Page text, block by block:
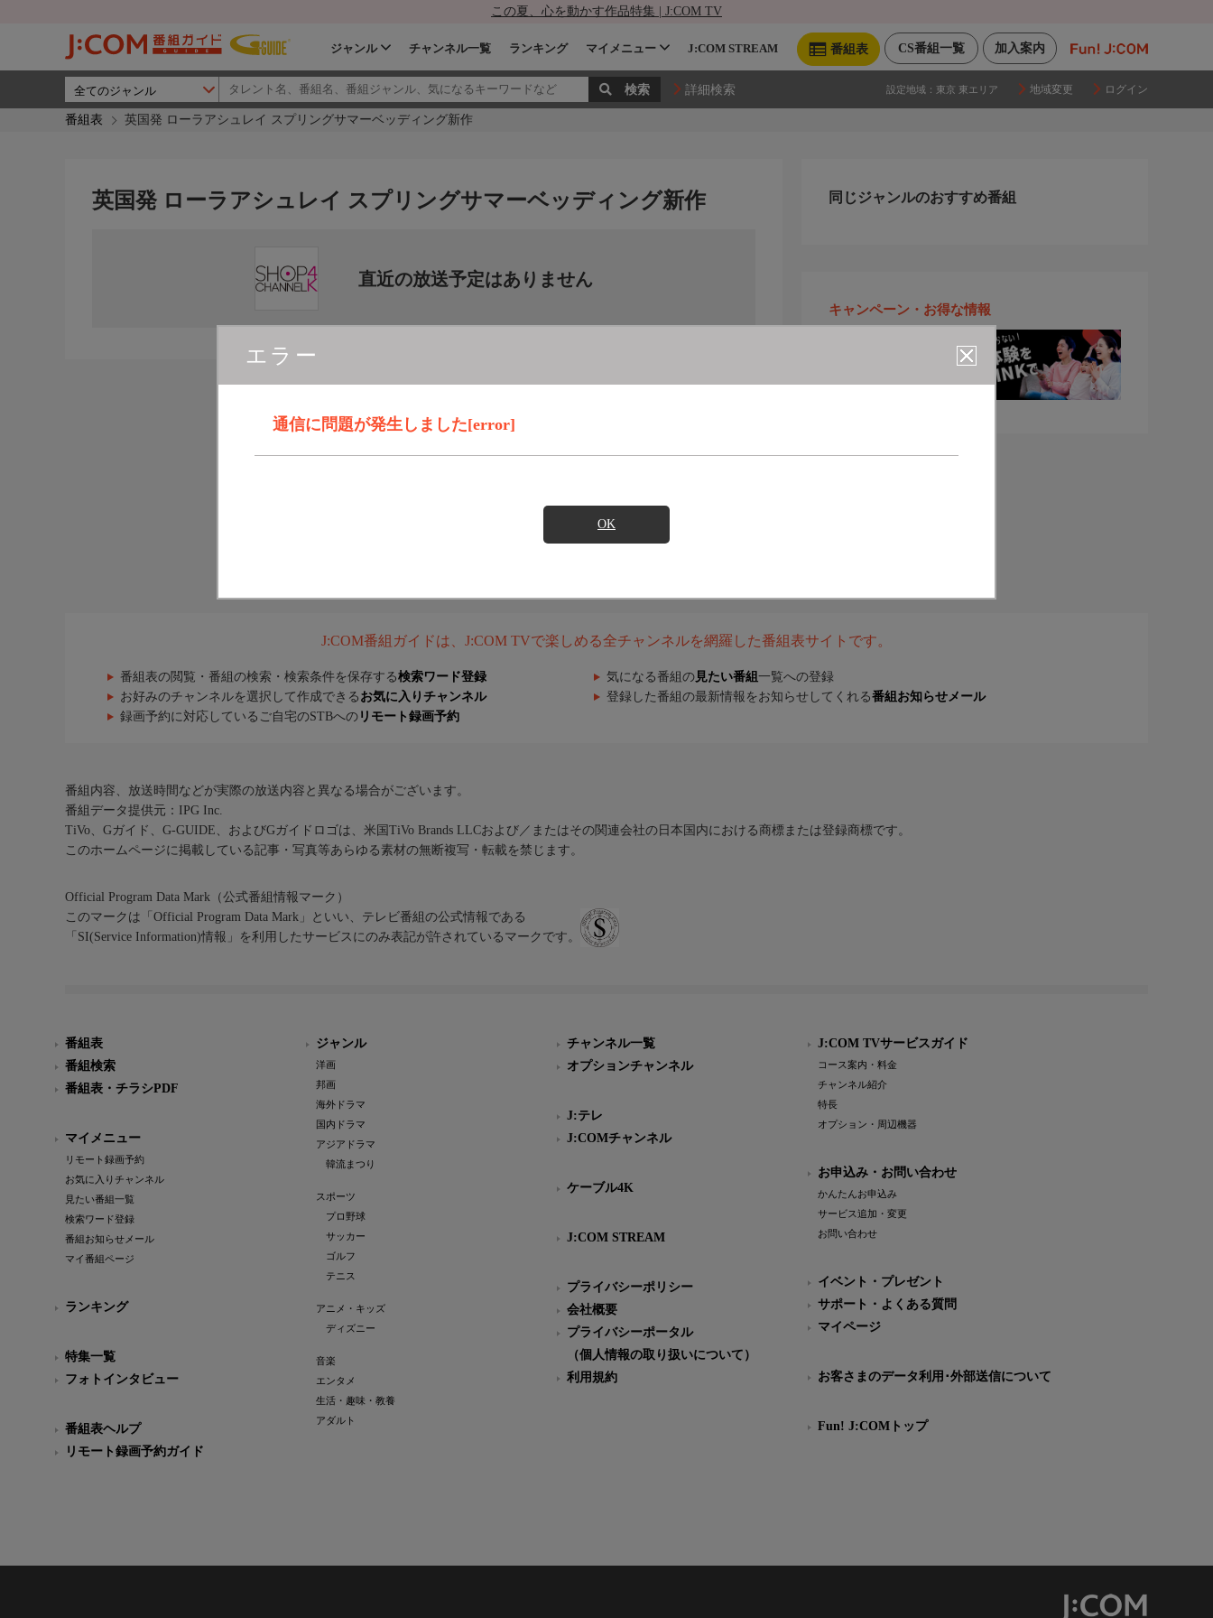
この夏、心を動かす作品特集 | J:COM TV
加入案内
CS番組一覧
番組表
ジャンル チャンネル一覧 ランキング マイメニュー J:COM STREAM
詳細検索 設定地域： 東京 東エリア 地域変更 ログイン
番組表 英国発 ローラアシュレイ スプリングサマーベッディング新作
エラー
通信に問題が発生しました[error]
OK
英国発 ローラアシュレイ スプリングサマーベッディング新作
直近の放送予定はありません
同じジャンルのおすすめ番組
キャンペーン・お得な情報
J:COM番組ガイドは、J:COM TVで楽しめる全チャンネルを網羅した番組表サイトです。
番組表の閲覧・番組の検索・検索条件を保存する検索ワード登録 気になる番組の 見たい番組 一覧への登録
お好みのチャンネルを選択して作成できる お気に入りチャンネル 登録した番組の最新情報をお知らせしてくれる番組お知らせメール
録画予約に対応しているご自宅のSTBへの リモート録画予約
番組内容、放送時間などが実際の放送内容と異なる場合がございます。
番組データ提供元：IPG Inc.
TiVo、Gガイド、G-GUIDE、およびGガイドロゴは、米国TiVo Brands LLCおよび／またはその関連会社の日本国内における商標または登録商標です。
このホームページに掲載している記事・写真等あらゆる素材の無断複写・転載を禁じます。
Official Program Data Mark（公式番組情報マーク）
このマークは「Official Program Data Mark」といい、テレビ番組の公式情報である
「SI(Service Information)情報」を利用したサービスにのみ表記が許されているマークです。
番組表
番組検索
番組表・チラシPDF
マイメニュー
リモート録画予約
お気に入りチャンネル
見たい番組一覧
検索ワード登録
番組お知らせメール
マイ番組ページ
ランキング
特集一覧
フォトインタビュー
番組表ヘルプ
リモート録画予約ガイド
ジャンル
洋画
邦画
海外ドラマ
国内ドラマ
アジアドラマ
韓流まつり
スポーツ
プロ野球
サッカー
ゴルフ
テニス
アニメ・キッズ
ディズニー
音楽
エンタメ
生活・趣味・教養
アダルト
チャンネル一覧
オプションチャンネル
J:テレ
J:COMチャンネル
ケーブル4K
J:COM STREAM
プライバシーポリシー
会社概要
プライバシーポータル
（個人情報の取り扱いについて）
利用規約
J:COM TVサービスガイド
コース案内・料金
チャンネル紹介
特長
オプション・周辺機器
お申込み・お問い合わせ
かんたんお申込み
サービス追加・変更
お問い合わせ
イベント・プレゼント
サポート・よくある質問
マイページ
お客さまのデータ利用･外部送信について
Fun! J:COMトップ